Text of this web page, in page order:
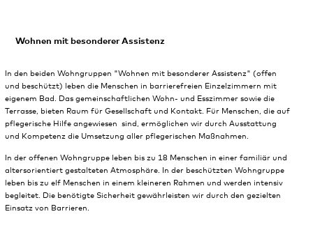
Wohnen mit besonderer Assistenz
In den beiden Wohngruppen "Wohnen mit besonderer Assistenz" (offen
und beschützt) leben die Menschen in barrierefreien Einzelzimmern mit
eigenem Bad. Das gemeinschaftlichen Wohn- und Esszimmer sowie die
Terrasse, bieten Raum für Gesellschaft und Kontakt. Für Menschen, die auf
pflegerische Hilfe angewiesen sind, ermöglichen wir durch Ausstattung
und Kompetenz die Umsetzung aller pflegerischen Maßnahmen.
In der offenen Wohngruppe leben bis zu 18 Menschen in einer familiär und
altersorientiert gestalteten Atmosphäre. In der beschützten Wohngruppe
leben bis zu elf Menschen in einem kleineren Rahmen und werden intensiv
begleitet. Die benötigte Sicherheit gewährleisten wir durch den gezielten
Einsatz von Barrieren.